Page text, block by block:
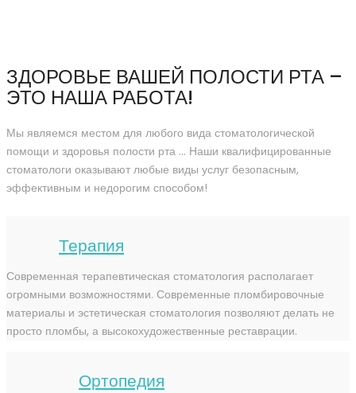
ЗДОРОВЬЕ ВАШЕЙ ПОЛОСТИ РТА –
ЭТО НАША РАБОТА!
Мы являемся местом для любого вида стоматологической
помощи и здоровья полости рта … Наши квалифицированные
стоматологи оказывают любые виды услуг безопасным,
эффективным и недорогим способом!
Терапия
Современная терапевтическая стоматология располагает
огромными возможностями. Современные пломбировочные
материалы и эстетическая стоматология позволяют делать не
просто пломбы, а высокохудожественные реставрации.
Ортопедия